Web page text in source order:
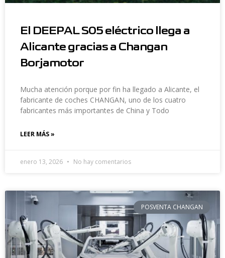
El DEEPAL S05 eléctrico llega a
Alicante gracias a Changan
Borjamotor
Mucha atención porque por fin ha llegado a Alicante, el
fabricante de coches CHANGAN, uno de los cuatro
fabricantes más importantes de China y Todo
LEER MÁS »
enero 13, 2026 No hay comentarios
POSVENTA CHANGAN